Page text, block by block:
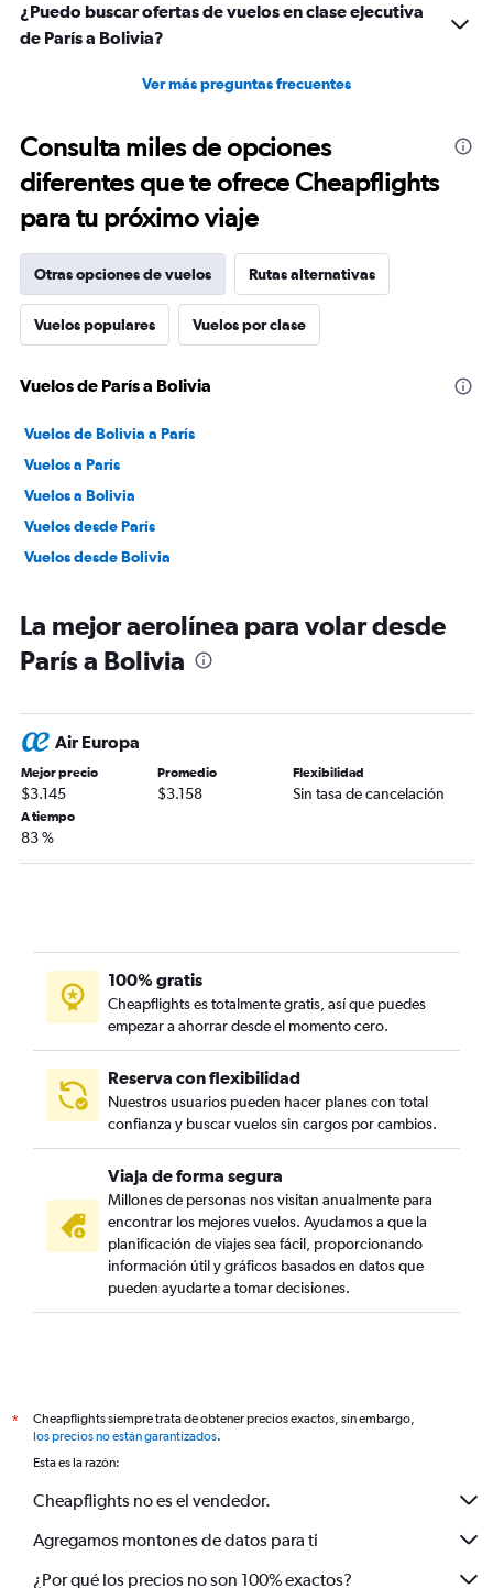
¿Puedo buscar ofertas de vuelos en clase ejecutiva
de París a Bolivia?
Ver más preguntas frecuentes
Consulta miles de opciones
diferentes que te ofrece Cheapflights
para tu próximo viaje
Otras opciones de vuelos Rutas alternativas
Vuelos populares Vuelos por clase
Vuelos de París a Bolivia
Vuelos de Bolivia a París
Vuelos a París
Vuelos a Bolivia
Vuelos desde París
Vuelos desde Bolivia
La mejor aerolínea para volar desde
París a Bolivia
Air Europa
Mejor precio
$3.145
Promedio
$3.158
Flexibilidad
Sin tasa de cancelación
A tiempo
83 %
100% gratis
Cheapflights es totalmente gratis, así que puedes
empezar a ahorrar desde el momento cero.
Reserva con flexibilidad
Nuestros usuarios pueden hacer planes con total
confianza y buscar vuelos sin cargos por cambios.
Viaja de forma segura
Millones de personas nos visitan anualmente para
encontrar los mejores vuelos. Ayudamos a que la
planificación de viajes sea fácil, proporcionando
información útil y gráficos basados en datos que
pueden ayudarte a tomar decisiones.
*
Cheapflights siempre trata de obtener precios exactos, sin embargo,
los precios no están garantizados.
Esta es la razón:
Cheapflights no es el vendedor.
Agregamos montones de datos para ti
¿Por qué los precios no son 100% exactos?